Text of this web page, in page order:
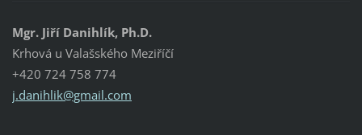
Mgr. Jiří Danihlík, Ph.D.
Krhová u Valašského Meziříčí
+420 724 758 774
j.danihlik@gmail.com